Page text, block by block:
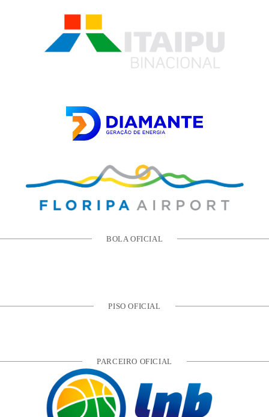
BOLA OFICIAL
PISO OFICIAL
PARCEIRO OFICIAL